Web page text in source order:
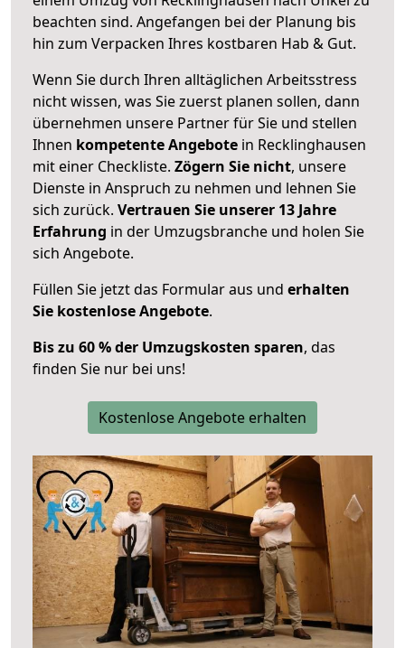
beachten sind. Angefangen bei der Planung bis
hin zum Verpacken Ihres kostbaren Hab & Gut.
Wenn Sie durch Ihren alltäglichen Arbeitsstress
nicht wissen, was Sie zuerst planen sollen, dann
übernehmen unsere Partner für Sie und stellen
Ihnen kompetente Angebote in Recklinghausen
mit einer Checkliste. Zögern Sie nicht, unsere
Dienste in Anspruch zu nehmen und lehnen Sie
sich zurück. Vertrauen Sie unserer 13 Jahre
Erfahrung in der Umzugsbranche und holen Sie
sich Angebote.
Füllen Sie jetzt das Formular aus und erhalten
Sie kostenlose Angebote.
Bis zu 60 % der Umzugskosten sparen, das
finden Sie nur bei uns!
Kostenlose Angebote erhalten